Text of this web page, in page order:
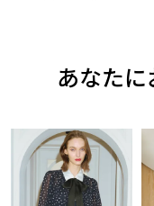
あなたに